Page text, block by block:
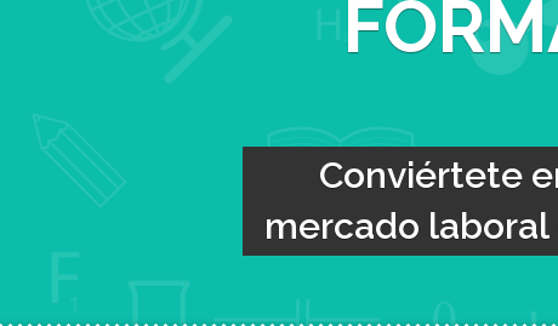
Conviértete
mercado